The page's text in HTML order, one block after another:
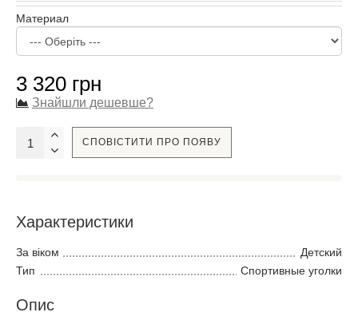
Материал
3 320 грн
Знайшли дешевше?
СПОВІСТИТИ ПРО ПОЯВУ
Характеристики
За віком
Детский
Тип
Спортивные уголки
Опис